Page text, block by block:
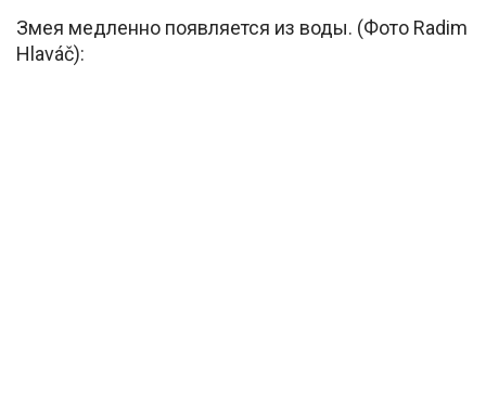
Змея медленно появляется из воды. (Фото Radim
Hlaváč):